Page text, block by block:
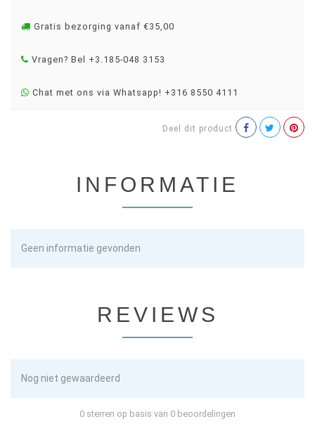
Gratis bezorging vanaf €35,00
Vragen? Bel +3.185-048 3153
Chat met ons via Whatsapp! +316 8550 4111
Deel dit product
INFORMATIE
Geen informatie gevonden
REVIEWS
Nog niet gewaardeerd
0 sterren op basis van 0 beoordelingen